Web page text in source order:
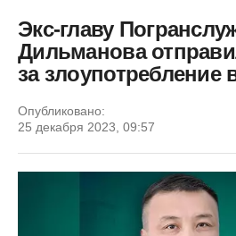
Экс-главу
Дильманова
за злоупотребление
Опубликовано:
25 декабря 2023, 09:57